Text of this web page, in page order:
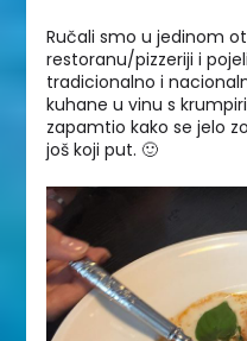
Ručali smo u jedinom
restoranu/pizzeriji i
tradicionalno i
kuhane u vinu s
zapamtio kako se jelo
još koji put. 🙂